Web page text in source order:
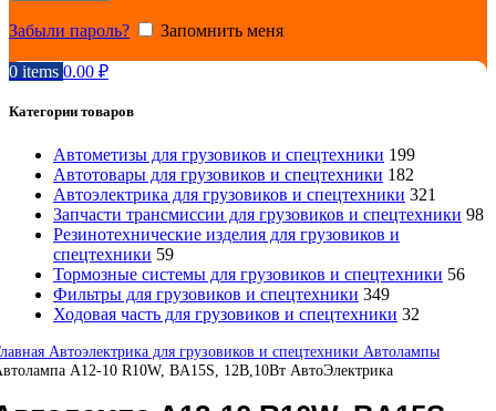
Забыли пароль? Запомнить меня
0 items 0.00 ₽
Категории товаров
Автометизы для грузовиков и спецтехники 199
Автотовары для грузовиков и спецтехники 182
Автоэлектрика для грузовиков и спецтехники 321
Запчасти трансмиссии для грузовиков и спецтехники 98
Резинотехнические изделия для грузовиков и
спецтехники 59
Тормозные системы для грузовиков и спецтехники 56
Фильтры для грузовиков и спецтехники 349
Ходовая часть для грузовиков и спецтехники 32
Автоэлектрика для грузовиков и спецтехники Автолампы
А12-10 R10W, BA15S, 12В,10Вт АвтоЭлектрика